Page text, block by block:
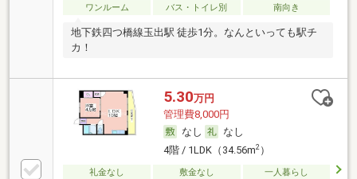
ワンルーム
バス・トイレ別 南向き
地下鉄四つ橋線玉出駅 徒歩1分。なんといっても駅チ
カ！
5.30万円
管理費8,000円
なし
なし
4階 / 1LDK（34.56m2）
礼金なし 敷金なし
一人暮らし